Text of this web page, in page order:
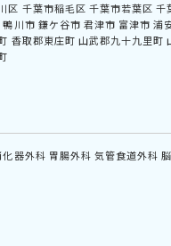
区 千葉市稲毛区 千葉市若葉区 千
鴨川市 鎌ケ谷市 君津市 富津市 浦
香取郡東庄町 山武郡九十九里町
化器外科 胃腸外科 気管食道外科